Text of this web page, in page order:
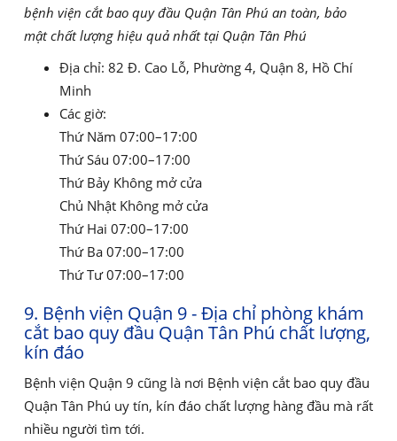
bệnh viện cắt bao quy đầu Quận Tân Phú an toàn, bảo
mật chất lượng hiệu quả nhất tại Quận Tân Phú
Địa chỉ: 82 Đ. Cao Lỗ, Phường 4, Quận 8, Hồ Chí
Minh
Các giờ:
Thứ Năm 07:00–17:00
Thứ Sáu 07:00–17:00
Thứ Bảy Không mở cửa
Chủ Nhật Không mở cửa
Thứ Hai 07:00–17:00
Thứ Ba 07:00–17:00
Thứ Tư 07:00–17:00
9. Bệnh viện Quận 9 - Địa chỉ phòng khám
cắt bao quy đầu Quận Tân Phú chất lượng,
kín đáo
Bệnh viện Quận 9 cũng là nơi Bệnh viện cắt bao quy đầu
Quận Tân Phú uy tín, kín đáo chất lượng hàng đầu mà rất
nhiều người tìm tới.